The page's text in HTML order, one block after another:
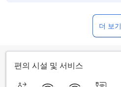
더 보기
편의 시설 및 서비스